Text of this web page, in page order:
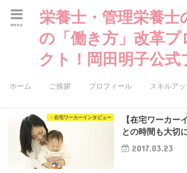
栄養士・管理栄養士
の「働き方」改革プ
クト！岡田明子公式
menu
ホーム ご挨拶 プロフィール スキルア
・在宅ワーカーインタビュー
【在宅ワーカー
との時間も大切
2017.03.23